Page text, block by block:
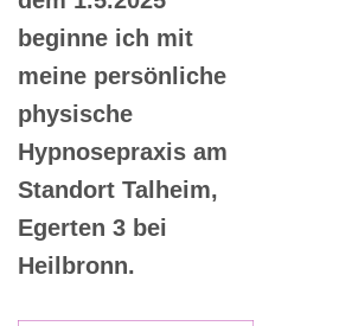
beginne ich mit
meine persönliche
physische
Hypnosepraxis am
Standort Talheim,
Egerten 3 bei
Heilbronn.